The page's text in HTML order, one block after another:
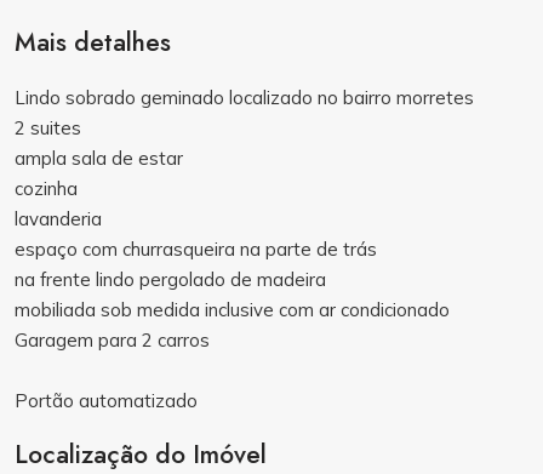
Mais detalhes
Lindo sobrado geminado localizado no bairro morretes
2 suites
ampla sala de estar
cozinha
lavanderia
espaço com churrasqueira na parte de trás
na frente lindo pergolado de madeira
mobiliada sob medida inclusive com ar condicionado
Garagem para 2 carros
Portão automatizado
Localização do Imóvel